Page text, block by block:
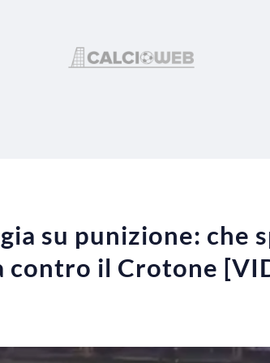
su punizione: che
contro il Crotone